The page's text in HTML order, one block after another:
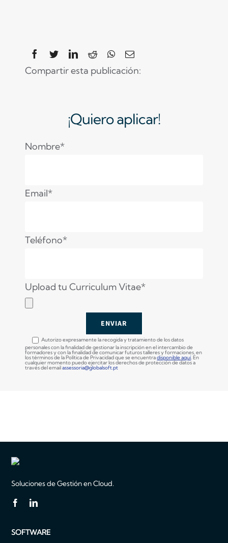
Compartir esta publicación:
¡Quiero aplicar!
Nombre*
Email*
Teléfono*
Upload tu Curriculum Vitae*
Autorizo ​​expresamente la recogida y tratamiento de los datos
personales con la finalidad de gestionar la inscripción en el intercambio de
formadores y con la finalidad de comunicar futuros talleres y formaciones, en
los términos de la Política de Privacidad que se encuentradisponible aquí . En
cualquier momento puedo ejercitar los derechos de protección de datos a
través del emailassessoria@globalsoft.pt
Soluciones de Gestión en Cloud.
SOFTWARE